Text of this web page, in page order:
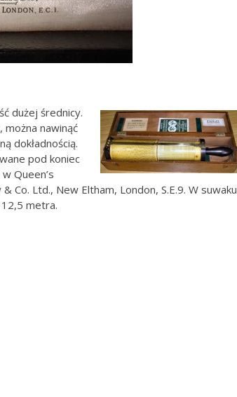
dużej średnicy.
można nawinąć
dokładnością.
pod koniec
Queen’s
Co. Ltd., New Eltham, London, S.E.9. W suwaku
12,5 metra.